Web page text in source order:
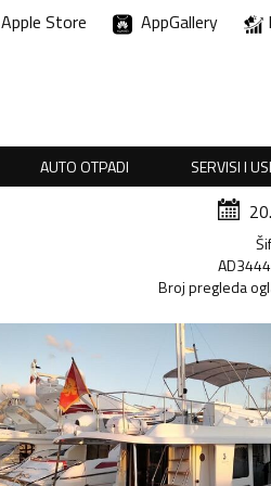
Apple Store AppGallery
AUTO OTPADI SERVISI I
Broj pregleda